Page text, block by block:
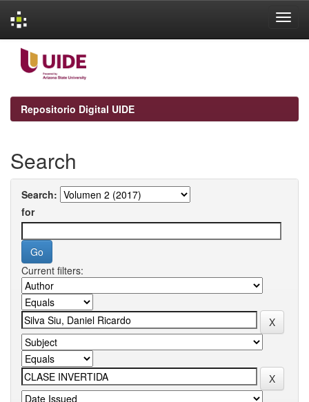
navigation
Repositorio Digital UIDE
Search
Search:
for
Current filters: